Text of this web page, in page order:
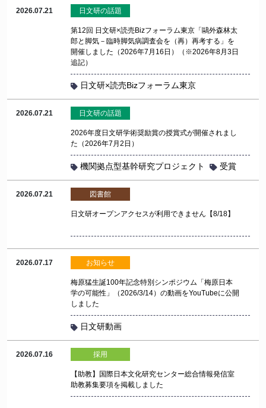
2026.07.21 日文研の話題
第12回 日文研×読売Bizフォーラム東京「鷗外森林太
郎と脚気－臨時脚気病調査会を（再）再考する」を
開催しました（2026年7月16日）（※2026年8月3日
追記）
日文研×読売Bizフォーラム東京
2026.07.21 日文研の話題
2026年度日文研学術奨励賞の授賞式が開催されまし
た（2026年7月2日）
機関拠点型基幹研究プロジェクト 受賞
2026.07.21 図書館
日文研オープンアクセスが利用できません【8/18】
2026.07.17 お知らせ
梅原猛生誕100年記念特別シンポジウム「梅原日本
学の可能性」（2026/3/14）の動画をYouTubeに公開
しました
日文研動画
2026.07.16 採用
【助教】国際日本文化研究センター総合情報発信室
助教募集要項を掲載しました